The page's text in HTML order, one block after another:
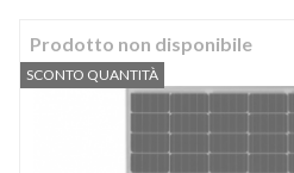
Prodotto non disponibile
SCONTO QUANTITÀ